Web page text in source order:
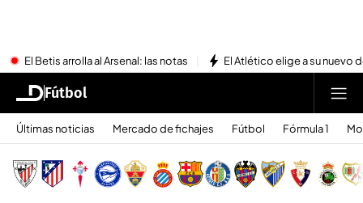
El Betis arrolla al Arsenal: las notas El Atlético elige a su nuevo
Fútbol
Últimas noticias Mercado de fichajes Fútbol Fórmula 1